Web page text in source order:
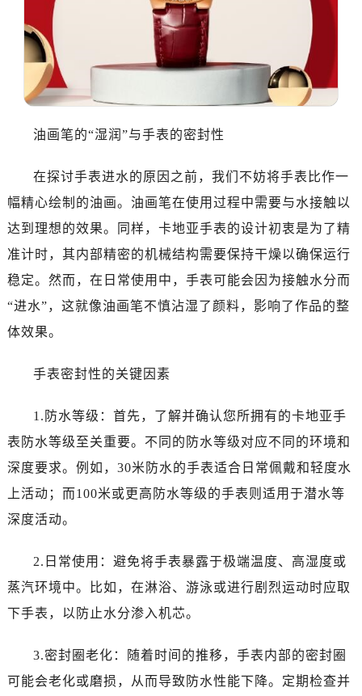
油画笔的“湿润”与手表的密封性
在探讨手表进水的原因之前，我们不妨将手表比作一
幅精心绘制的油画。油画笔在使用过程中需要与水接触以
达到理想的效果。同样，卡地亚手表的设计初衷是为了精
准计时，其内部精密的机械结构需要保持干燥以确保运行
稳定。然而，在日常使用中，手表可能会因为接触水分而
“进水”，这就像油画笔不慎沾湿了颜料，影响了作品的整
体效果。
手表密封性的关键因素
1.防水等级：首先，了解并确认您所拥有的卡地亚手
表防水等级至关重要。不同的防水等级对应不同的环境和
深度要求。例如，30米防水的手表适合日常佩戴和轻度水
上活动；而100米或更高防水等级的手表则适用于潜水等
深度活动。
2.日常使用：避免将手表暴露于极端温度、高湿度或
蒸汽环境中。比如，在淋浴、游泳或进行剧烈运动时应取
下手表，以防止水分渗入机芯。
3.密封圈老化：随着时间的推移，手表内部的密封圈
可能会老化或磨损，从而导致防水性能下降。定期检查并